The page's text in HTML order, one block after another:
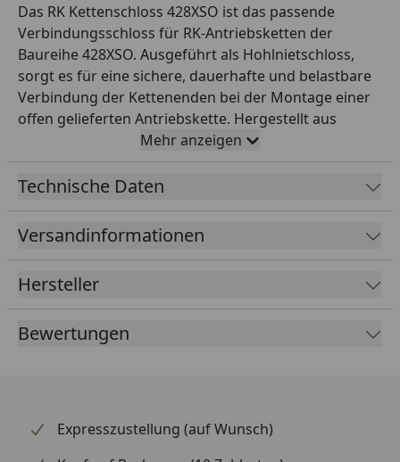
Das RK Kettenschloss 428XSO ist das passende
Verbindungsschloss für RK-Antriebsketten der
Baureihe 428XSO. Ausgeführt als Hohlnietschloss,
sorgt es für eine sichere, dauerhafte und belastbare
Verbindung der Kettenenden bei der Montage einer
offen gelieferten Antriebskette. Hergestellt aus
hochwertigem Stahl, bietet es die gleiche Festigkeit
und Lebensdauer wie die Kette selbst – ein
essentielles Detail für die Sicherheit im Antrieb. Das
Empfehlung für leistungsstarke Motorräder im
sportlichen Einsatz. Wichtig: Bei jedem Kettenwechsel
Original-RK-Ersatz erhalten Sie die exakt passende
Qualität für Ihre RK-Kette 428XSO.
Mehr anzeigen
Technische Daten
Versandinformationen
Hersteller
Bewertungen
Expresszustellung (auf Wunsch)